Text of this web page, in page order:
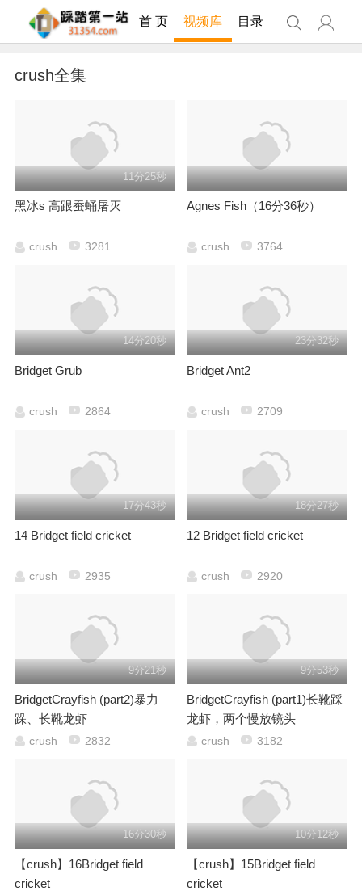
首 页 视频库 目录
crush全集
11分25秒
黑冰s 高跟蚕蛹屠灭
crush 3281
Agnes Fish（16分36秒）
crush 3764
14分20秒
Bridget Grub
crush 2864
23分32秒
Bridget Ant2
crush 2709
17分43秒
14 Bridget field cricket
crush 2935
18分27秒
12 Bridget field cricket
crush 2920
9分21秒
BridgetCrayfish (part2)暴力
跺、长靴龙虾
crush 2832
9分53秒
BridgetCrayfish (part1)长靴踩
龙虾，两个慢放镜头
crush 3182
16分30秒
【crush】16Bridget field
cricket
10分12秒
【crush】15Bridget field
cricket